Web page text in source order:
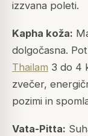
izzvana poleti.
Kapha koža:
dolgočasna.
Thailam 3 do 4
zvečer,
pozimi in
Vata-Pitta: